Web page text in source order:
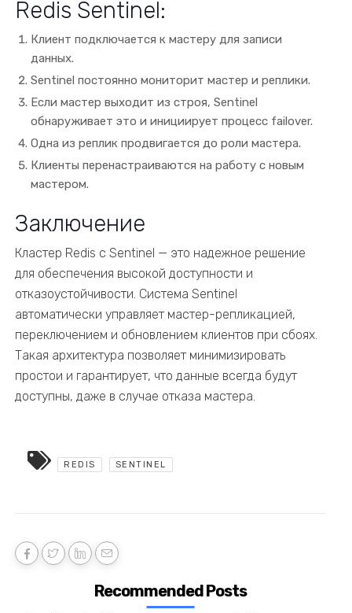
Redis Sentinel:
Клиент подключается к мастеру для записи
данных.
Sentinel постоянно мониторит мастер и реплики.
Если мастер выходит из строя, Sentinel
обнаруживает это и инициирует процесс failover.
Одна из реплик продвигается до роли мастера.
Клиенты перенастраиваются на работу с новым
мастером.
Заключение
Кластер Redis с Sentinel — это надежное решение
для обеспечения высокой доступности и
отказоустойчивости. Система Sentinel
автоматически управляет мастер-репликацией,
переключением и обновлением клиентов при сбоях.
Такая архитектура позволяет минимизировать
простои и гарантирует, что данные всегда будут
доступны, даже в случае отказа мастера.
REDIS SENTINEL
Recommended Posts